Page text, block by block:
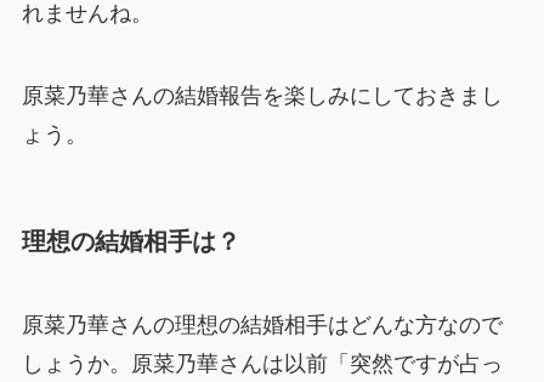
れませんね。
原菜乃華さんの結婚報告を楽しみにしておきまし
ょう。
理想の結婚相手は？
原菜乃華さんの理想の結婚相手はどんな方なので
しょうか。原菜乃華さんは以前「突然ですが占っ